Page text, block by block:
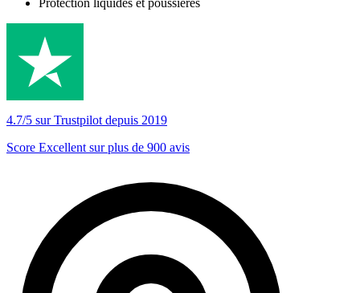
Protection liquides et poussières
4.7/5 sur Trustpilot depuis 2019
Score Excellent sur plus de 900 avis